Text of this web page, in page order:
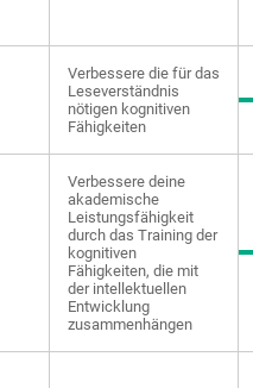
Verbessere die für das
Leseverständnis
nötigen kognitiven
Fähigkeiten
Verbessere deine
akademische
Leistungsfähigkeit
durch das Training der
kognitiven
Fähigkeiten, die mit
der intellektuellen
Entwicklung
zusammenhängen